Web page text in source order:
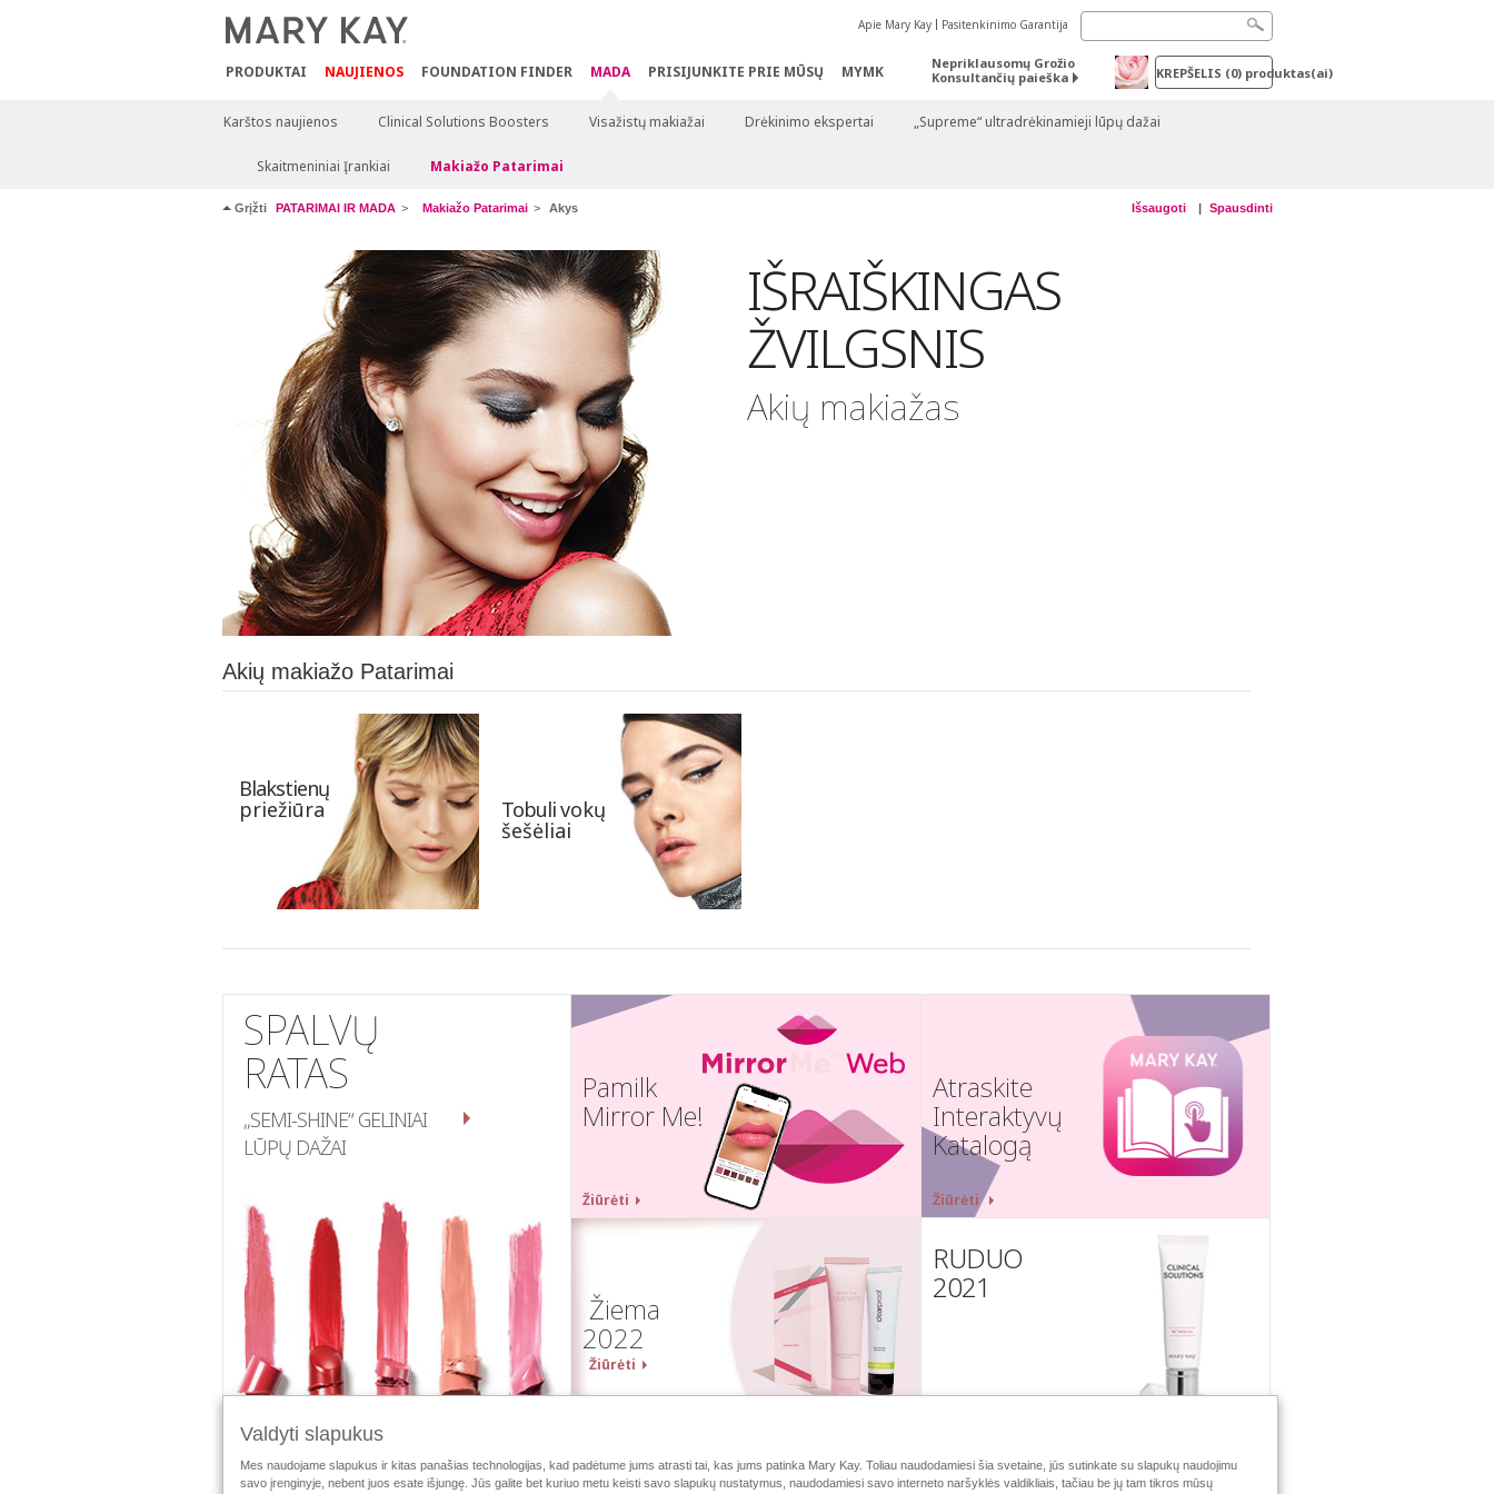
PRODUKTAI NAUJIENOS FOUNDATION FINDER MADA PRISIJUNKITE PRIE MŪSŲ MYMK
Apie Mary Kay Pasitenkinimo Garantija
Nepriklausomų Grožio
Konsultančių paieška
KREPŠELIS (0) produktas(ai)
Karštos naujienos Clinical Solutions Boosters Visažistų makiažai Drėkinimo ekspertai „Supreme“ ultradrėkinamieji lūpų dažai
Skaitmeniniai Įrankiai Makiažo Patarimai
Grįžti PATARIMAI IR MADA Makiažo Patarimai Akys Išsaugoti Spausdinti
IŠRAIŠKINGAS
ŽVILGSNIS
Akių makiažas
Akių makiažo Patarimai
Blakstienų
priežiūra Tobulivokų
šešėliai
SPALVŲ
RATAS
„SEMI-SHINE“ GELINIAI
LŪPŲ DAŽAI
Pamilk
Mirror Me!
Žiūrėti
Atraskite
Interaktyvų
Katalogą
Žiūrėti
Žiema
2022
Žiūrėti
RUDUO
2021
Stebėti „Mary Kay“: „Mary Kay“ online e-Katalogas Susisiekite su mumis
Valdyti slapukus
Mes naudojame slapukus ir kitas panašias technologijas, kad padėtume jums atrasti tai, kas jums patinka Mary Kay. Toliau naudodamiesi šia svetaine, jūs sutinkate su slapukų naudojimu
savo įrenginyje, nebent juos esate išjungę. Jūs galite bet kuriuo metu keisti savo slapukų nustatymus, naudodamiesi savo interneto naršyklės valdikliais, tačiau be jų tam tikros mūsų